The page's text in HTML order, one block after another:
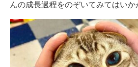
んの成長過程をのぞいてみてはいか